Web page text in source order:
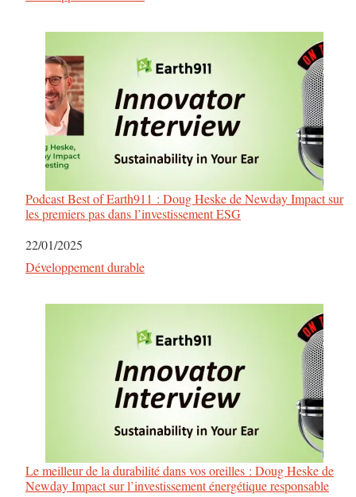
Podcast Best of Earth911 : Doug Heske de Newday Impact sur
les premiers pas dans l’investissement ESG
Date
22/01/2025
Par rapport à
Développement durable
Le meilleur de la durabilité dans vos oreilles : Doug Heske de
Newday Impact sur l’investissement énergétique responsable